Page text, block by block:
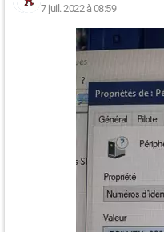
7 juil. 2022 à 08:59